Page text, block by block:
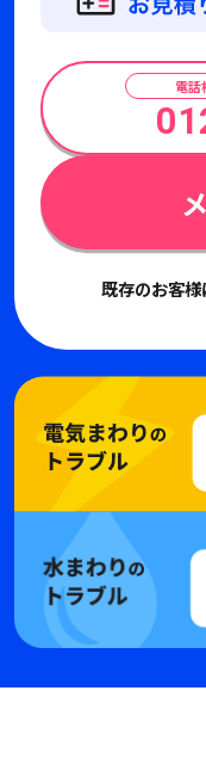
電話
既存のお客様